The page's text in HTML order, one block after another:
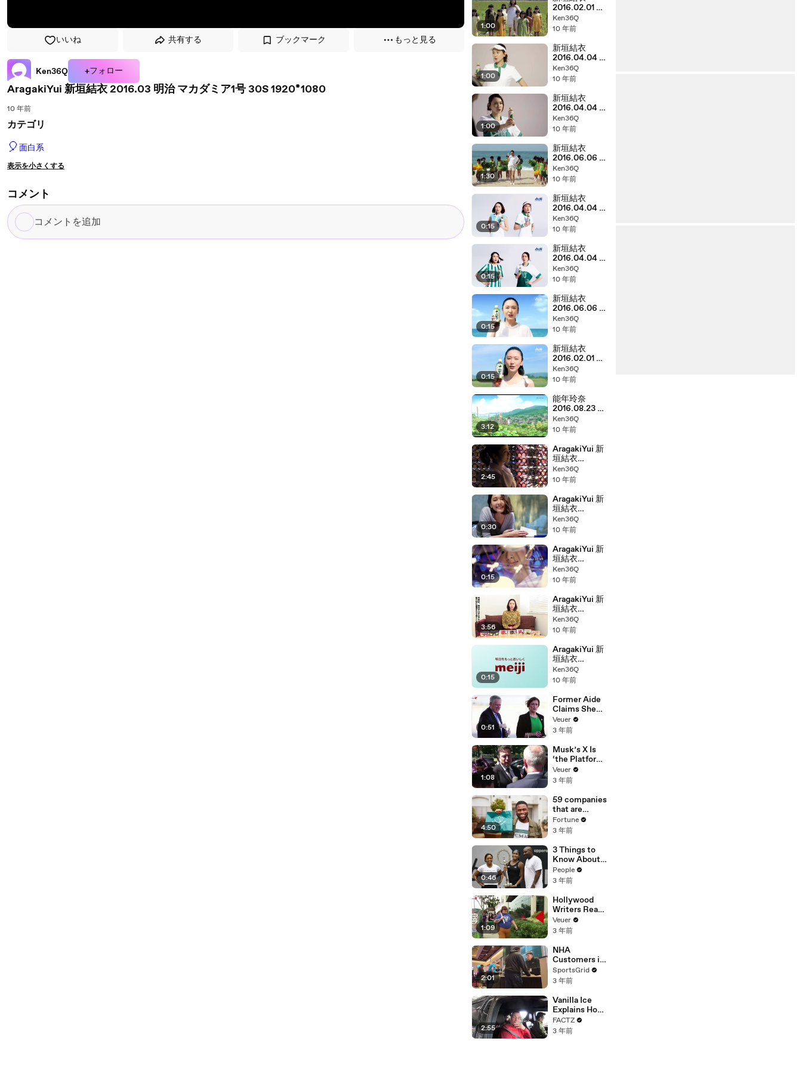
いいね 共有する ブックマーク もっと見る
Ken36Q +フォロー
AragakiYui 新垣結衣 2016.03 明治 マカダミア1号 30S 1920*1080
10 年前
カテゴリ
🎈面白系
表示を小さくする
コメント
コ
メ
1:00
2016.02.01 十
六茶 品質 メイ
キング 720p
Ken36Q
10 年前
1:00
新垣結衣
2016.04.04 十
六茶Ｗ テニス
メイキング
Ken36Q
10 年前
1:00
新垣結衣
2016.04.04 十
六茶Ｗ フット
サル メイキン
Ken36Q
10 年前
1:30
新垣結衣
2016.06.06 十
六茶 展開 メイ
キング 720p
Ken36Q
10 年前
0:15
新垣結衣
2016.04.04 十
六茶Ｗ テニス
15s 720p
Ken36Q
10 年前
0:15
新垣結衣
2016.04.04 十
六茶Ｗ フット
サル 15s 720p
Ken36Q
10 年前
0:15
新垣結衣
2016.06.06 十
六茶 展開 15s
720p
Ken36Q
10 年前
0:15
新垣結衣
2016.02.01 十
六茶 登場 15s
720p
Ken36Q
10 年前
3:12
能年玲奈
2016.08.23 映
画「この世界の
片隅に」
720p
Ken36Q
10 年前
2:45
AragakiYui 新
垣結衣
2016.03 KOSE
Tokyo Seven
グ 1080p
Ken36Q
10 年前
0:30
AragakiYui 新
垣結衣
2016.03 KOSE
Tokyo Seven
1080p
Ken36Q
10 年前
0:15
AragakiYui 新
垣結衣
2016.03 KOSE
Tokyo Seven
1080p
Ken36Q
10 年前
3:56
AragakiYui 新
垣結衣
2016.03 明治
マカダミア1号
720*404
Ken36Q
10 年前
0:15
AragakiYui 新
垣結衣
2016.03 明治
マカダミア1号
1920*1080
Ken36Q
10 年前
0:51
Former Aide
Claims She
Was Asked to
Make a ‘Hit
Trump
Veuer
3 年前
1:08
Musk’s X Is
‘the Platform
With the
Largest Ratio
Misinformatio
n or
Disinformatio
n’ Amongst
All Social
Media
Platforms
Veuer
3 年前
4:50
59 companies
that are
changing the
world: From
Chobani
Fortune
3 年前
0:46
3 Things to
Know About
Coco Gauff's
Parents
People
3 年前
1:09
Hollywood
Writers Reach
‘Tentative
Agreement’
After 146 Day
Strike
Veuer
3 年前
2:01
NHA
Customers in
Limbo as
Company
Potential
Merger
SportsGrid
3 年前
2:55
Vanilla Ice
Explains How
the 90’s
Shaped
FACTZ
3 年前